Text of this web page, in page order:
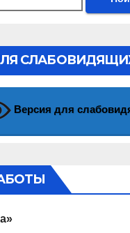
Версия для